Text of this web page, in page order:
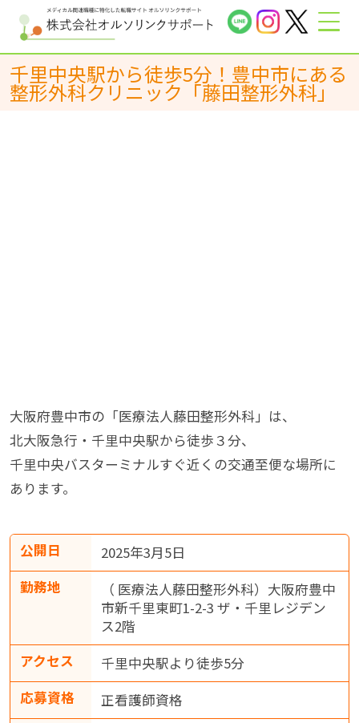
千里中央駅から徒歩5分！豊中市にある
整形外科クリニック「藤田整形外科」
大阪府豊中市の「医療法人藤田整形外科」は、
北大阪急行・千里中央駅から徒歩３分、
千里中央バスターミナルすぐ近くの交通至便な場所に
あります。
公開日
2025年3月5日
勤務地
（ 医療法人藤田整形外科）大阪府豊中
市新千里東町1-2-3 ザ・千里レジデン
ス2階
アクセス
千里中央駅より徒歩5分
応募資格
正看護師資格